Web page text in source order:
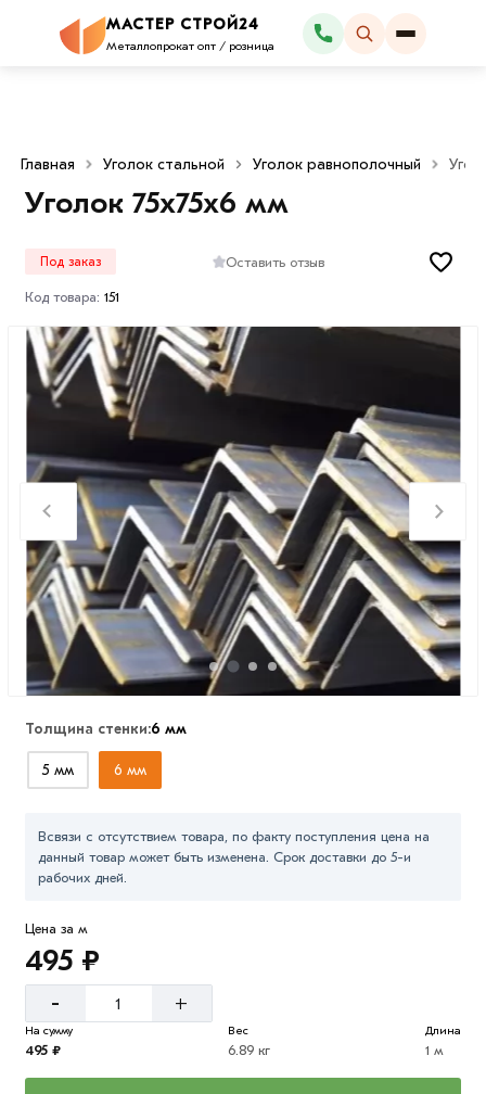
МАСТЕР СТРОЙ24
Металлопрокат опт / розница
Каталог
Главная Уголок стальной Уголок равнополочный
Уголок 75х75х6 мм
Под заказ Оставить отзыв
Код товара: 151
Толщина стенки:6 мм
5 мм 6 мм
Всвязи с отсутствием товара, по факту поступления цена на
данный товар может быть изменена. Срок доставки до 5-и
рабочих дней.
Цена за м
495 ₽
- +
На сумму
495 ₽
Вес
6.89 кг
Длина
1 м